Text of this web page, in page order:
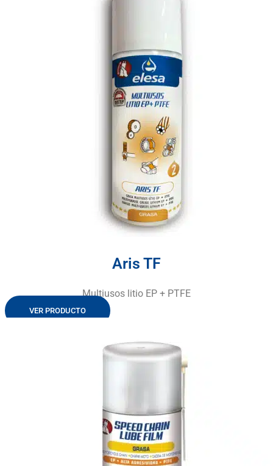
Aris TF
Multiusos litio EP + PTFE
VER PRODUCTO